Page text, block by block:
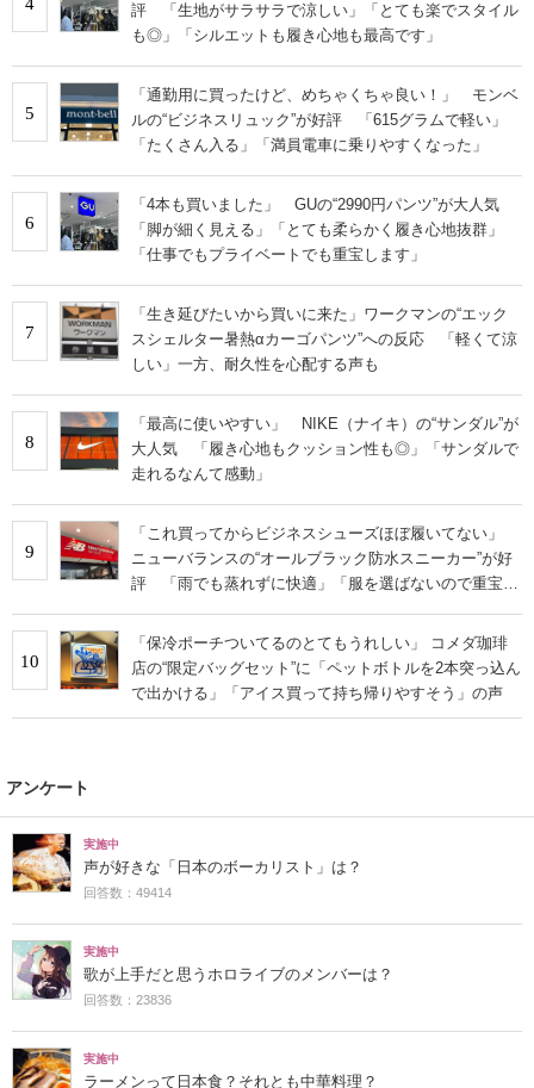
評 「生地がサラサラで涼しい」「とても楽でスタイル
も◎」「シルエットも履き心地も最高です」
5
「通勤用に買ったけど、めちゃくちゃ良い！」 モンベ
ルの“ビジネスリュック”が好評 「615グラムで軽い」
「たくさん入る」「満員電車に乗りやすくなった」
6
「4本も買いました」 GUの“2990円パンツ”が大人気
「脚が細く見える」「とても柔らかく履き心地抜群」
「仕事でもプライベートでも重宝します」
7
「生き延びたいから買いに来た」ワークマンの“エック
スシェルター暑熱αカーゴパンツ”への反応 「軽くて涼
しい」一方、耐久性を心配する声も
8
「最高に使いやすい」 NIKE（ナイキ）の“サンダル”が
大人気 「履き心地もクッション性も◎」「サンダルで
走れるなんて感動」
9
「これ買ってからビジネスシューズほぼ履いてない」
ニューバランスの“オールブラック防水スニーカー”が好
評 「雨でも蒸れずに快適」「服を選ばないので重宝」
10
「保冷ポーチついてるのとてもうれしい」 コメダ珈琲
店の“限定バッグセット”に「ペットボトルを2本突っ込ん
で出かける」「アイス買って持ち帰りやすそう」の声
アンケート
実施中
声が好きな「日本のボーカリスト」は？
回答数：49414
実施中
歌が上手だと思うホロライブのメンバーは？
回答数：23836
実施中
ラーメンって日本食？それとも中華料理？